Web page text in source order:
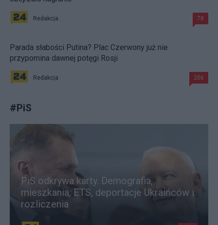
Redakcja 78
Parada słabości Putina? Plac Czerwony już nie
przypomina dawnej potęgi Rosji
Redakcja 206
#PiS
PiS odkrywa karty. Demografia,
mieszkania, ETS, deportacje Ukraińców i
rozliczenia